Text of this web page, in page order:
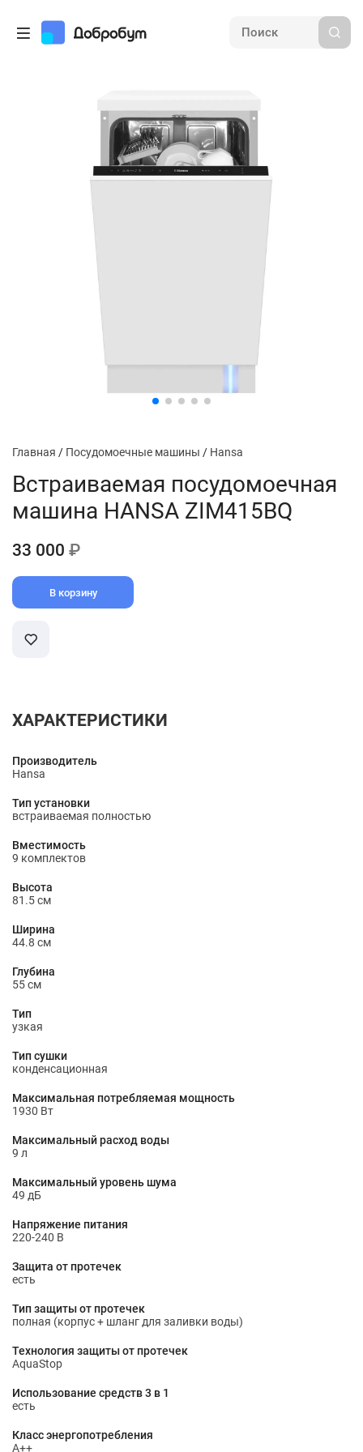
Главная / Посудомоечные машины / Hansa
Встраиваемая посудомоечная
машина HANSA ZIM415BQ
33 000 ₽
В корзину
ХАРАКТЕРИСТИКИ
Производитель
Hansa
Тип установки
встраиваемая полностью
Вместимость
9 комплектов
Высота
81.5 см
Ширина
44.8 см
Глубина
55 см
Тип
узкая
Тип сушки
конденсационная
Максимальная потребляемая мощность
1930 Вт
Максимальный расход воды
9 л
Максимальный уровень шума
49 дБ
Напряжение питания
220-240 В
Защита от протечек
есть
Тип защиты от протечек
полная (корпус + шланг для заливки воды)
Технология защиты от протечек
AquaStop
Использование средств 3 в 1
есть
Класс энергопотребления
A++